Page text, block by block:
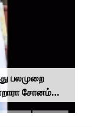
பலமுறை
சோனம்